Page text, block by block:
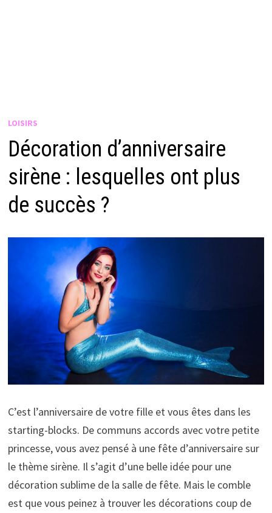
LOISIRS
Décoration d’anniversaire
sirène : lesquelles ont plus
de succès ?
C’est l’anniversaire de votre fille et vous êtes dans les
starting-blocks. De communs accords avec votre petite
princesse, vous avez pensé à une fête d’anniversaire sur
le thème sirène. Il s’agit d’une belle idée pour une
décoration sublime de la salle de fête. Mais le comble
est que vous peinez à trouver les décorations coup de